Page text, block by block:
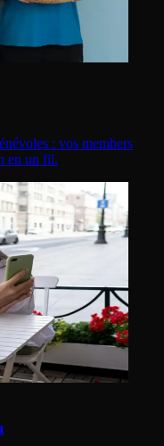
: vos members
en un fil.